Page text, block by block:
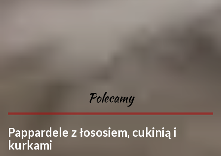
Polecamy
Pappardele z łososiem, cukinią i
kurkami